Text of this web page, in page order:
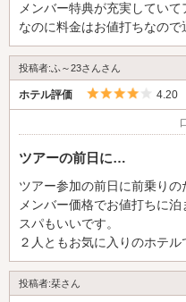
その通りにして電話をかけよ
かけました。
「人がいなくて忙しいので
飲み物はない、食べ物もない
ちょっと恐怖を感じました。
水回り、トイレやお風呂は
人がいなくて回せないのなら
いです。
朝ご飯は美味しかったです。
朝ご飯は昨日の夜はなんだっ
の時間に届きました。
メンバー特典が充実していて
なのに料金はお値打ちなので
投稿者:ふ～23さんさん
ホテル評価 5つ
4.20
ツアーの前日に…
ツアー参加の前日に前乗りの
メンバー価格でお値打ちに
スパもいいです。
２人ともお気に入りのホテル
投稿者:栞さん